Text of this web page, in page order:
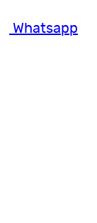
Whatsapp